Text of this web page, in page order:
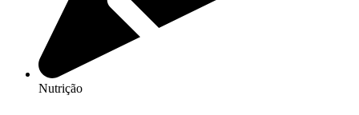
Nutrição